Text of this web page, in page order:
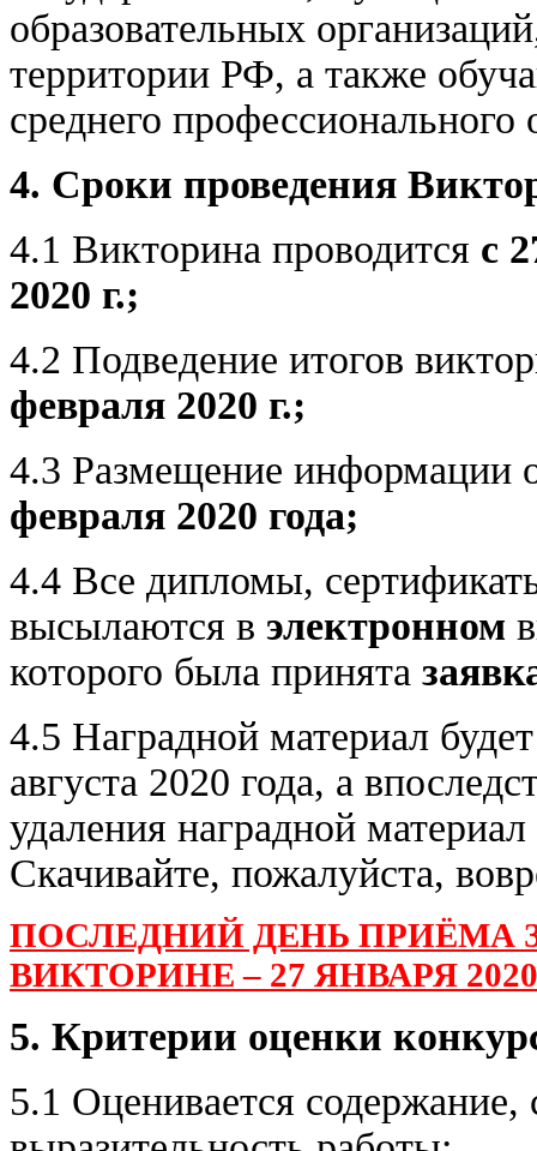
образовательных
территории РФ, а также
среднего профессионального
4. Сроки проведения
4.1 Викторина проводится с
2020 г.;
4.2 Подведение итогов
февраля 2020 г.;
4.3 Размещение информации
февраля 2020 года;
4.4 Все дипломы,
высылаются в электронном
которого была принята
4.5 Наградной материал
августа 2020 года, а
удаления наградной
Скачивайте, пожалуйста,
ПОСЛЕДНИЙ ДЕНЬ ПРИЁМА
ВИКТОРИНЕ – 27 ЯНВАРЯ 2020
5. Критерии оценки
5.1 Оценивается содержание,